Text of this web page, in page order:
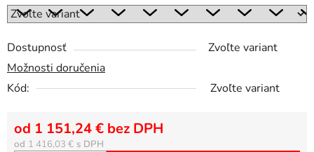
Dostupnosť
Zvoľte variant
Možnosti doručenia
Kód:
Zvoľte variant
od 1 416,03 €
od 1 151,24 € bez DPH